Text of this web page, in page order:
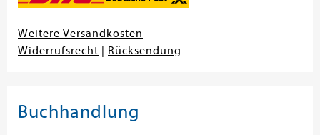
Weitere Versandkosten
Widerrufsrecht
Rücksendung
Buchhandlung